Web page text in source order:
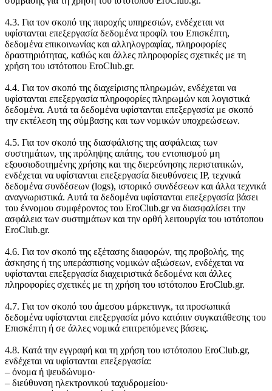
4.3. Για τον σκοπό της παροχής υπηρεσιών, ενδέχεται να
υφίστανται επεξεργασία δεδομένα προφίλ του Επισκέπτη,
δεδομένα επικοινωνίας και αλληλογραφίας, πληροφορίες
δραστηριότητας, καθώς και άλλες πληροφορίες σχετικές με τη
χρήση του ιστότοπου EroClub.gr.
4.4. Για τον σκοπό της διαχείρισης πληρωμών, ενδέχεται να
υφίστανται επεξεργασία πληροφορίες πληρωμών και λογιστικά
δεδομένα. Αυτά τα δεδομένα υφίστανται επεξεργασία με σκοπό
την εκτέλεση της σύμβασης και των νομικών υποχρεώσεων.
4.5. Για τον σκοπό της διασφάλισης της ασφάλειας των
συστημάτων, της πρόληψης απάτης, του εντοπισμού μη
εξουσιοδοτημένης χρήσης και της διερεύνησης περιστατικών,
ενδέχεται να υφίστανται επεξεργασία διευθύνσεις IP, τεχνικά
δεδομένα συνδέσεων (logs), ιστορικό συνδέσεων και άλλα τεχνικά
αναγνωριστικά. Αυτά τα δεδομένα υφίστανται επεξεργασία βάσει
του έννομου συμφέροντος του EroClub.gr να διασφαλίσει την
ασφάλεια των συστημάτων και την ορθή λειτουργία του ιστότοπου
EroClub.gr.
4.6. Για τον σκοπό της εξέτασης διαφορών, της προβολής, της
άσκησης ή της υπεράσπισης νομικών αξιώσεων, ενδέχεται να
υφίστανται επεξεργασία διαχειριστικά δεδομένα και άλλες
πληροφορίες σχετικές με τη χρήση του ιστότοπου EroClub.gr.
4.7. Για τον σκοπό του άμεσου μάρκετινγκ, τα προσωπικά
δεδομένα υφίστανται επεξεργασία μόνο κατόπιν συγκατάθεσης του
Επισκέπτη ή σε άλλες νομικά επιτρεπόμενες βάσεις.
4.8. Κατά την εγγραφή και τη χρήση του ιστότοπου EroClub.gr,
ενδέχεται να υφίστανται επεξεργασία:
‒ όνομα ή ψευδώνυμο·
‒ διεύθυνση ηλεκτρονικού ταχυδρομείου·